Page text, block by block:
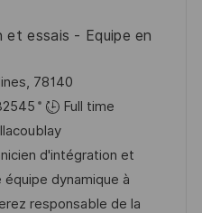
essais - Equipe en
78140
Full time
d'intégration et
dynamique à
responsable de la